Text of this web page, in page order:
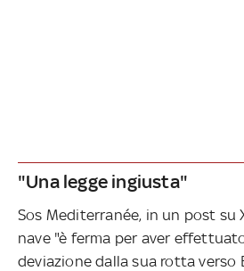
"Una legge ingiusta"
Sos Mediterranée, in un post su
nave "è ferma per aver
deviazione dalla sua rotta verso